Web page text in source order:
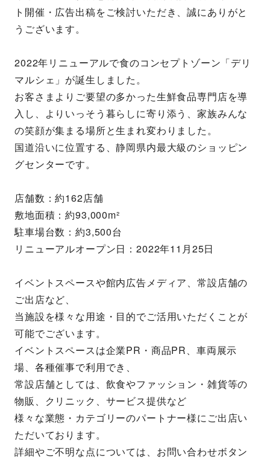
ト開催・広告出稿をご検討いただき、誠にありがと
うございます。
2022年リニューアルで食のコンセプトゾーン「デリ
マルシェ」が誕生しました。
お客さまよりご要望の多かった生鮮食品専門店を導
入し、よりいっそう暮らしに寄り添う、家族みんな
の笑顔が集まる場所と生まれ変わりました。
国道沿いに位置する、静岡県内最大級のショッピン
グセンターです。
店舗数：約162店舗
敷地面積：約93,000m²
駐車場台数：約3,500台
リニューアルオープン日：2022年11月25日
イベントスペースや館内広告メディア、常設店舗の
ご出店など、
当施設を様々な用途・目的でご活用いただくことが
可能でございます。
イベントスペースは企業PR・商品PR、車両展示
場、各種催事で利用でき、
常設店舗としては、飲食やファッション・雑貨等の
物販、クリニック、サービス提供など
様々な業態・カテゴリーのパートナー様にご出店い
ただいております。
詳細やご不明な点については、お問い合わせボタン